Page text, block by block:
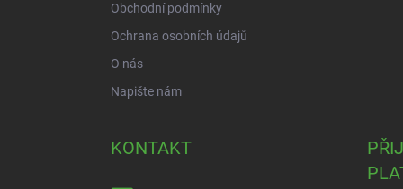
Obchodní podmínky
Ochrana osobních údajů
O nás
Napište nám
KONTAKT